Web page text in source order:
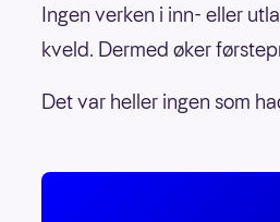
Ingen verken i inn- eller
kveld. Dermed øker
Det var heller ingen som